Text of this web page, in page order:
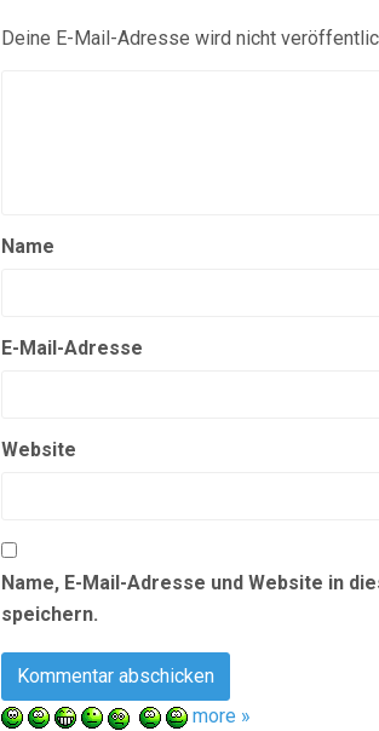
Deine E-Mail-Adresse wird nicht
Name
E-Mail-Adresse
Website
Name, E-Mail-Adresse und Website in
speichern.
more »